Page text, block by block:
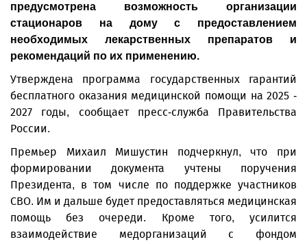
предусмотрена возможность организации
стационаров на дому с предоставлением
необходимых лекарственных препаратов и
рекомендаций по их применению.
Утверждена программа государственных гарантий
бесплатного оказания медицинской помощи на 2025 -
2027 годы, сообщает пресс-служба Правительства
России.
Премьер Михаил Мишустин подчеркнул, что при
формировании документа учтены поручения
Президента, в том числе по поддержке участников
СВО. Им и дальше будет предоставляться медицинская
помощь без очереди. Кроме того, усилится
взаимодействие медорганизаций с фондом